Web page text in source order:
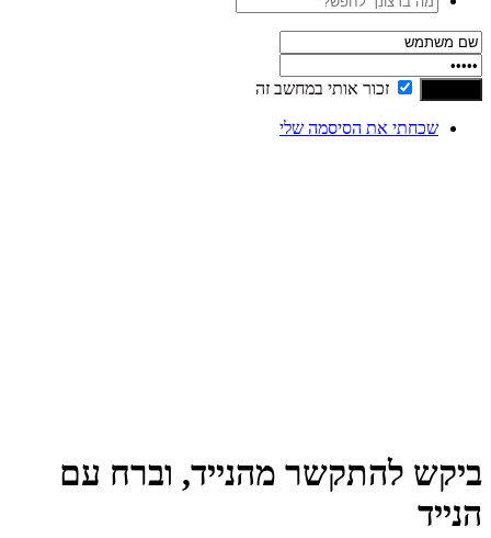
זכור אותי במחשב זה
שכחתי את הסיסמה שלי
ביקש להתקשר מהנייד, וברח עם
הנייד